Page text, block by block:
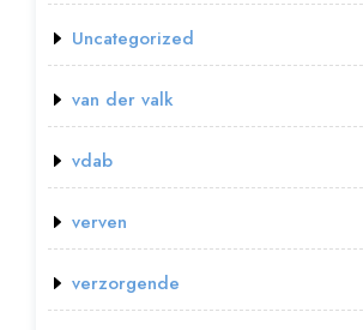
Uncategorized
van der valk
vdab
verven
verzorgende